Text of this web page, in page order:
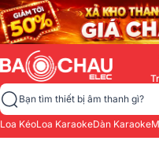
Bạn tìm thiết bị âm thanh gì?
Loa KéoLoa KaraokeDàn Karaoke